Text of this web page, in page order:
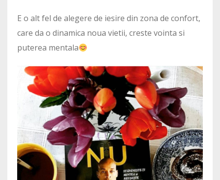
E o alt fel de alegere de iesire din zona de confort,
care da o dinamica noua vietii, creste vointa si
puterea mentala